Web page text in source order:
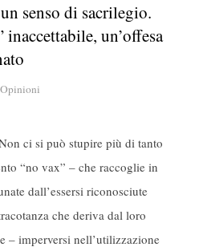
senso di sacrilegio.
un’offesa
Opinioni
ci si può stupire più di tanto
“no vax” – che raccoglie in
dall’essersi riconosciute
che deriva dal loro
– imperversi nell’utilizzazione